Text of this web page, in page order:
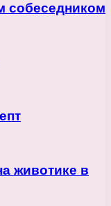
собеседником
животике в